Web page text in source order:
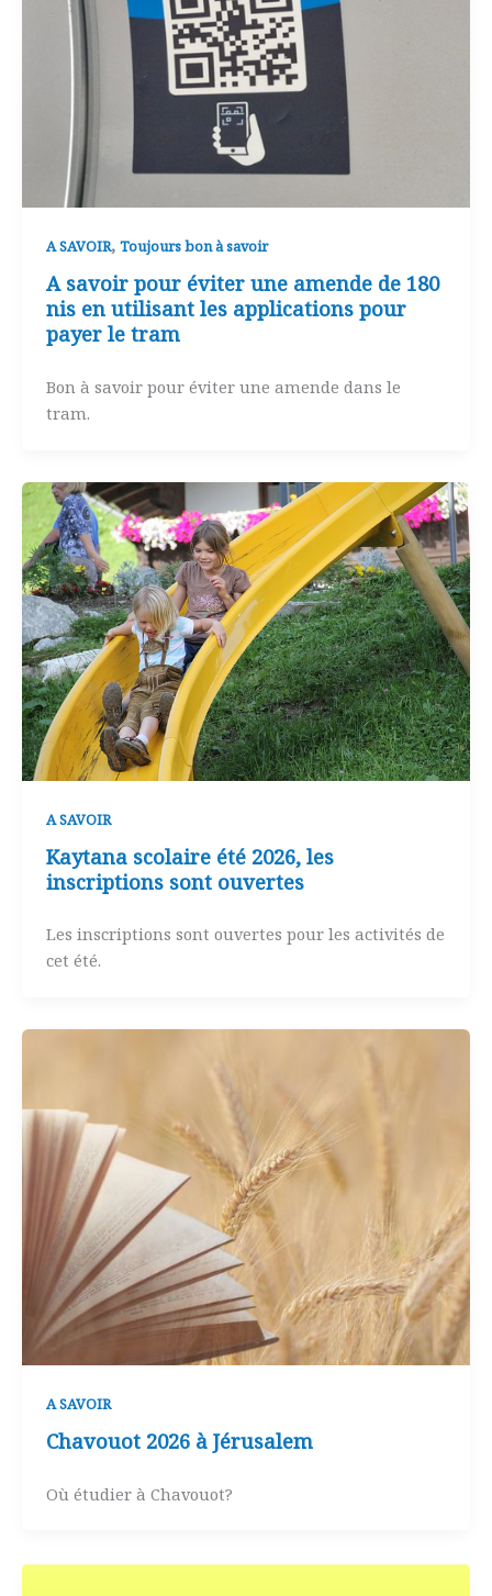
A SAVOIR, Toujours bon à savoir
A savoir pour éviter une amende de 180
nis en utilisant les applications pour
payer le tram
Bon à savoir pour éviter une amende dans le
tram.
A SAVOIR
Kaytana scolaire été 2026, les
inscriptions sont ouvertes
Les inscriptions sont ouvertes pour les activités de
cet été.
A SAVOIR
Chavouot 2026 à Jérusalem
Où étudier à Chavouot?